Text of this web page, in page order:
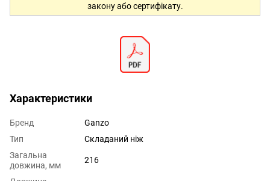
закону або сертифікату.
Характеристики
Бренд
Ganzo
Тип
Складаний ніж
Загальна
довжина, мм
216